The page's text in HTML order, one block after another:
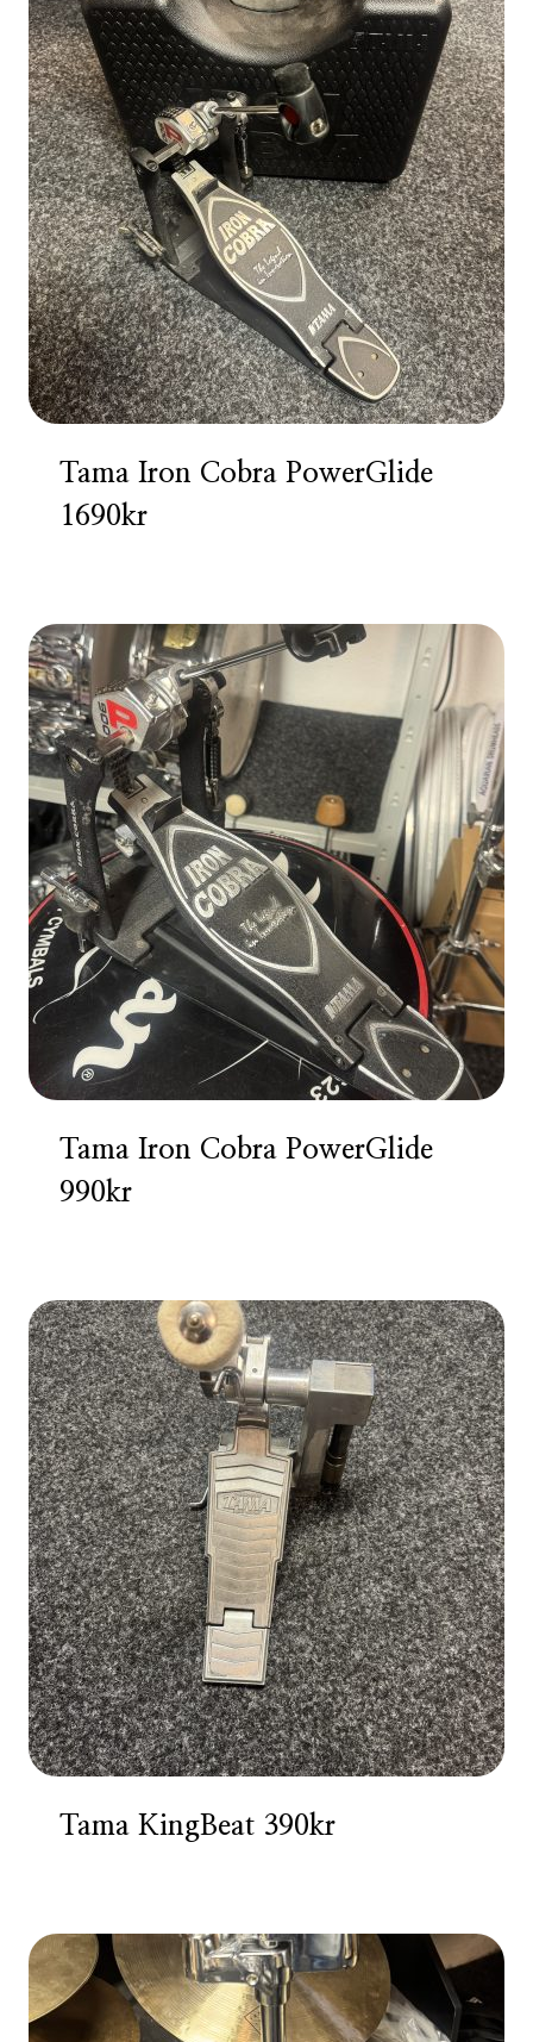
Tama Iron Cobra PowerGlide
1690kr
Tama Iron Cobra PowerGlide
990kr
Tama KingBeat 390kr